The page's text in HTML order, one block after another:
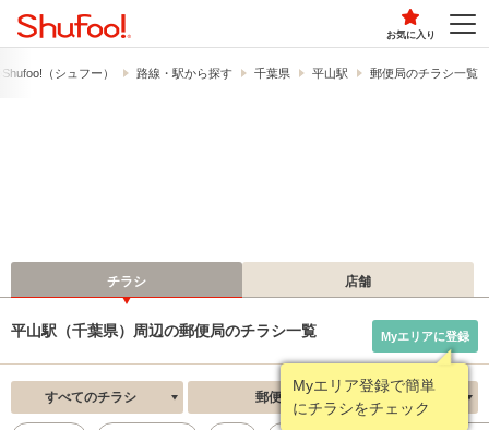
お気に入り
（シュフー） 路線・駅から探す 千葉県 平山駅 郵便局のチラシ一覧
チラシ 店舗
平山駅（千葉県）周辺の郵便局のチラシ一覧
Myエリア登録で簡単
にチラシをチェック
Myエリアに登録
すべてのチラシ 郵便局 新着順